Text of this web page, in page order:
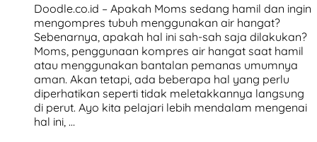
Doodle.co.id – Apakah Moms sedang hamil dan ingin
mengompres tubuh menggunakan air hangat?
Sebenarnya, apakah hal ini sah-sah saja dilakukan?
Moms, penggunaan kompres air hangat saat hamil
atau menggunakan bantalan pemanas umumnya
aman. Akan tetapi, ada beberapa hal yang perlu
diperhatikan seperti tidak meletakkannya langsung
di perut. Ayo kita pelajari lebih mendalam mengenai
hal ini, …